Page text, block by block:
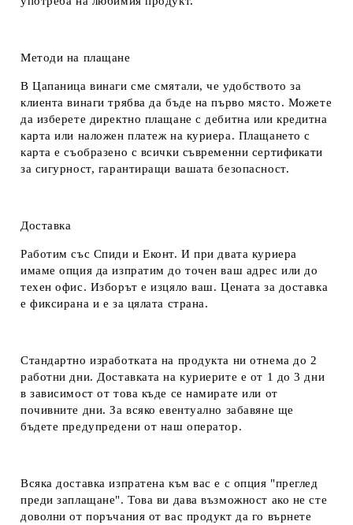
Методи на плащане
В Цапаница винаги сме смятали, че удобството за
клиента винаги трябва да бъде на първо място. Можете
да изберете директно плащане с дебитна или кредитна
карта или наложен платеж на куриера. Плащането с
карта е съобразено с всички съвременни сертификати
за сигурност, гарантиращи вашата безопасност.
Доставка
Работим със Спиди и Еконт. И при двата куриера
имаме опция да изпратим до точен ваш адрес или до
техен офис. Изборът е изцяло ваш. Цената за доставка
е фиксирана и е за цялата страна.
Стандартно изработката на продукта ни отнема до 2
работни дни. Доставката на куриерите е от 1 до 3 дни
в зависимост от това къде се намирате или от
почивните дни. За всяко евентуално забавяне ще
бъдете предупредени от наш оператор.
Всяка доставка изпратена към вас е с опция "преглед
преди заплащане". Това ви дава възможност ако не сте
доволни от поръчания от вас продукт да го върнете